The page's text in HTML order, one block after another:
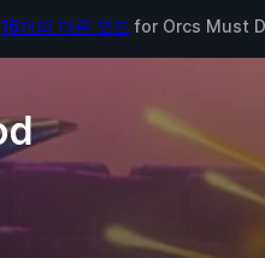
16개의 다른 모드 for Orcs Must